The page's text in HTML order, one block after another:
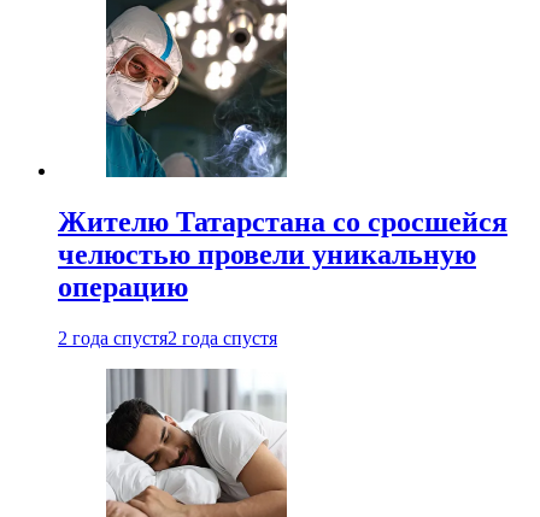
Жителю Татарстана со сросшейся
челюстью провели уникальную
операцию
2 года спустя2 года спустя